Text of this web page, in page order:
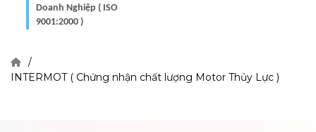
Doanh Nghiệp ( ISO
9001:2000 )
INTERMOT ( Chứng nhận chất lượng Motor Thủy Lực )